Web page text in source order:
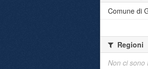
Comune di
Regioni
Non ci sono